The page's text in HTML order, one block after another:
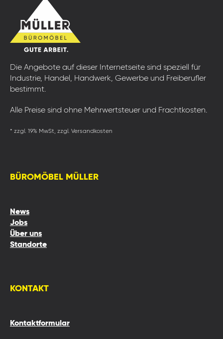
Die Angebote auf dieser Internetseite sind speziell für
Industrie, Handel, Handwerk, Gewerbe und Freiberufler
bestimmt.
Alle Preise sind ohne Mehrwertsteuer und Frachtkosten.
* zzgl. 19% MwSt, zzgl. Versandkosten
BÜROMÖBEL MÜLLER
News
Jobs
Über uns
Standorte
KONTAKT
Kontaktformular